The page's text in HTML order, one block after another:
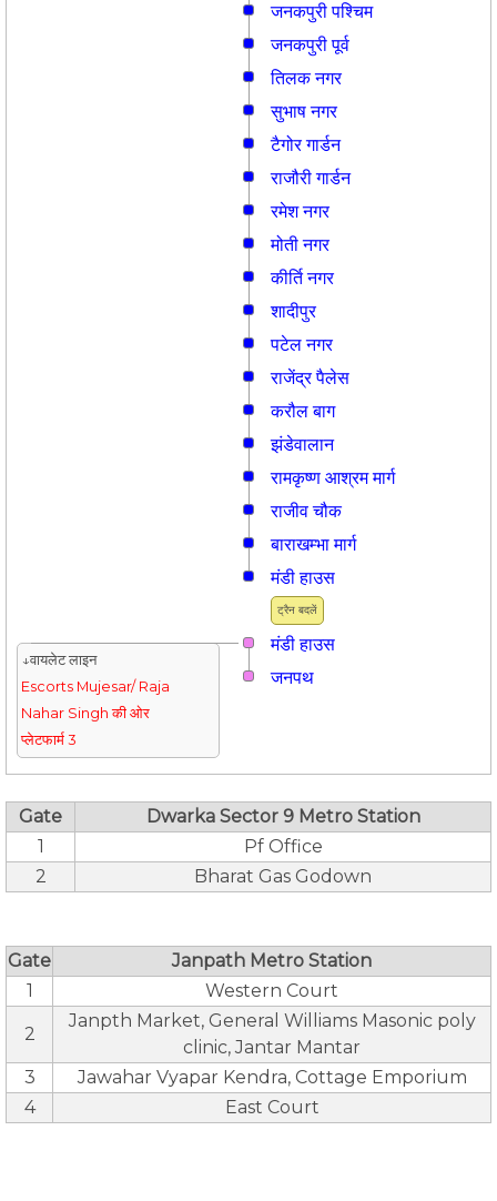
जनकपुरी पश्चिम
जनकपुरी पूर्व
तिलक नगर
सुभाष नगर
टैगोर गार्डन
राजौरी गार्डन
रमेश नगर
मोती नगर
कीर्ति नगर
शादीपुर
पटेल नगर
राजेंद्र पैलेस
करौल बाग
झंडेवालान
रामकृष्ण आश्रम मार्ग
राजीव चौक
बाराखम्भा मार्ग
ट्रैन बदलें
मंडी हाउस
मंडी हाउस
↓वायलेट लाइन
Escorts Mujesar/ Raja
Nahar Singh की ओर
प्लेटफार्म 3
जनपथ
Gate
Dwarka Sector 9 Metro Station
1
Pf Office
2
Bharat Gas Godown
Gate
Janpath Metro Station
1
Western Court
2
Janpth Market, General Williams Masonic poly
clinic, Jantar Mantar
3
Jawahar Vyapar Kendra, Cottage Emporium
4
East Court